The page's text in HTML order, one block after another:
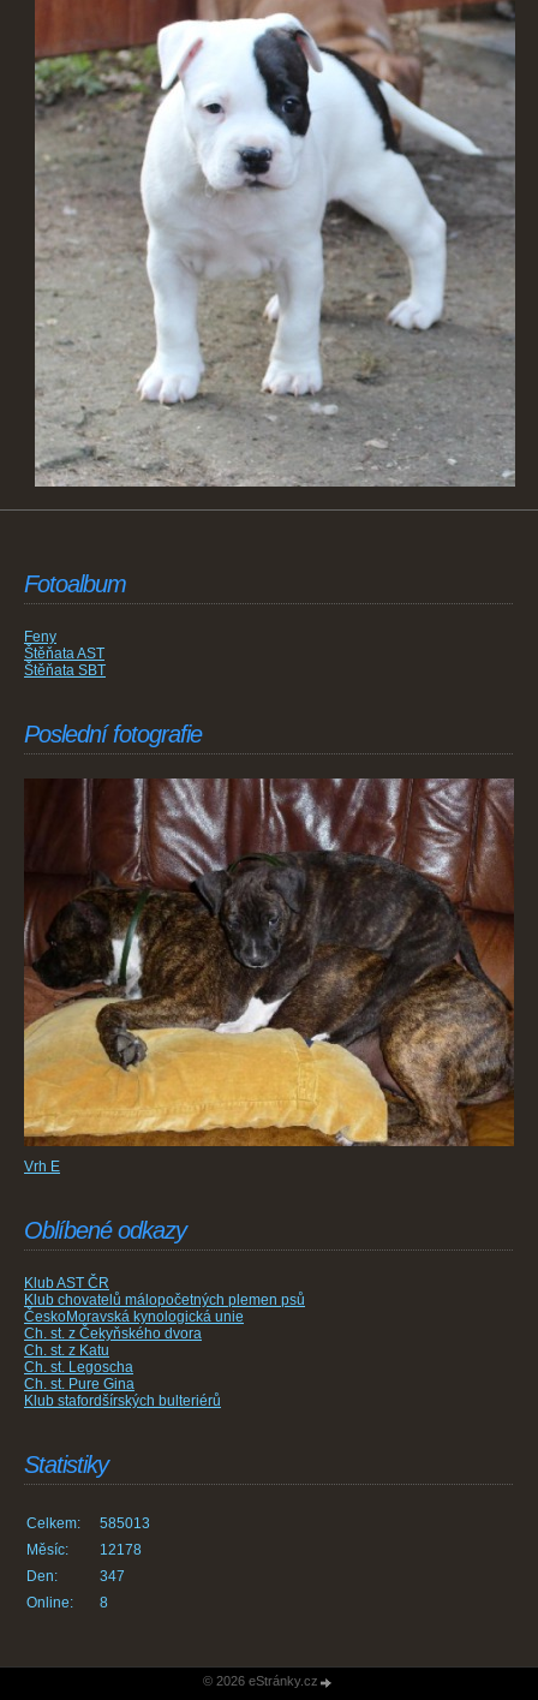
Fotoalbum
Feny
Štěňata AST
Štěňata SBT
Poslední fotografie
Vrh E
Oblíbené odkazy
Klub AST ČR
Klub chovatelů málopočetných plemen psů
ČeskoMoravská kynologická unie
Ch. st. z Čekyňského dvora
Ch. st. z Katu
Ch. st. Legoscha
Ch. st. Pure Gina
Klub stafordšírských bulteriérů
Statistiky
Online: 8
Celkem:
585013
Měsíc:
12178
Den:
347
© 2026 eStránky.cz